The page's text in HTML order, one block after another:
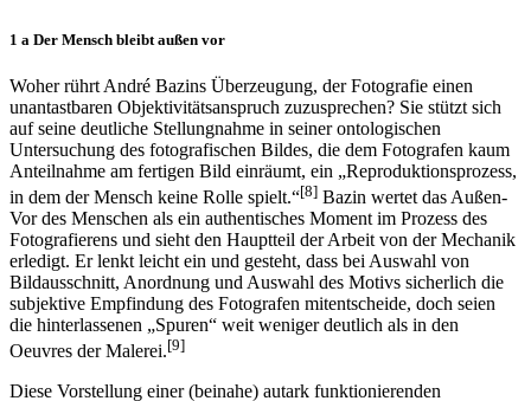
Woher rührt André Bazins Überzeugung, der Fotografie einen
unantastbaren Objektivitätsanspruch zuzusprechen? Sie stützt sich
auf seine deutliche Stellungnahme in seiner ontologischen
Untersuchung des fotografischen Bildes, die dem Fotografen kaum
Anteilnahme am fertigen Bild einräumt, ein „Reproduktionsprozess,
in dem der Mensch keine Rolle spielt.“[8]Bazin wertet das Außen-
Vor des Menschen als ein authentisches Moment im Prozess des
Fotografierens und sieht den Hauptteil der Arbeit von der Mechanik
erledigt. Er lenkt leicht ein und gesteht, dass bei Auswahl von
Bildausschnitt, Anordnung und Auswahl des Motivs sicherlich die
subjektive Empfindung des Fotografen mitentscheide, doch seien
die hinterlassenen „Spuren“ weit weniger deutlich als in den